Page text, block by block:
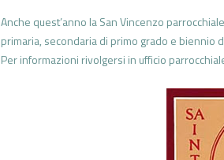
Anche quest’anno la San Vincenzo
primaria, secondaria di primo grado e biennio
Per informazioni rivolgersi in ufficio